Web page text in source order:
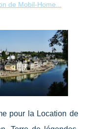
de Mobil-Home...
pour la Location de